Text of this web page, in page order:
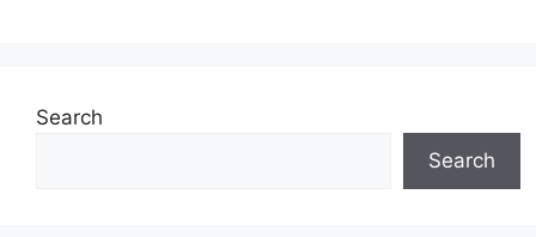
Search
Search